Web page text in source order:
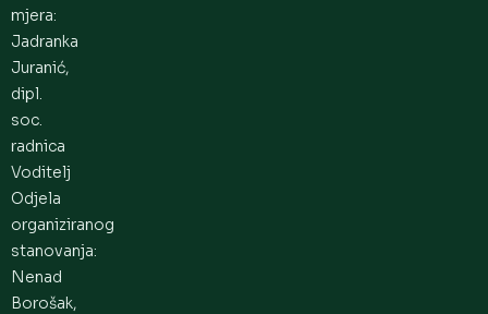
mjera:
Jadranka
Juranić,
dipl.
soc.
radnica
Voditelj
Odjela
organiziranog
stanovanja:
Nenad
Borošak,